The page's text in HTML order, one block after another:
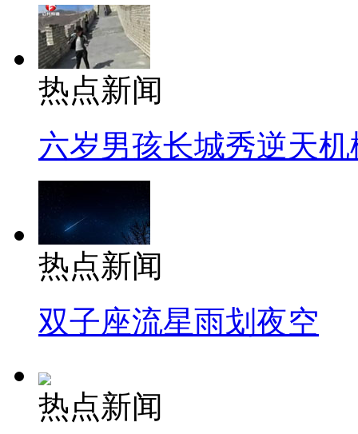
热点新闻
六岁男孩长城秀逆天机
热点新闻
双子座流星雨划夜空
热点新闻